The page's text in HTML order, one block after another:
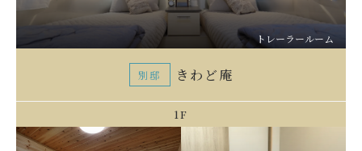
トレーラールーム
別邸 きわど庵
1F